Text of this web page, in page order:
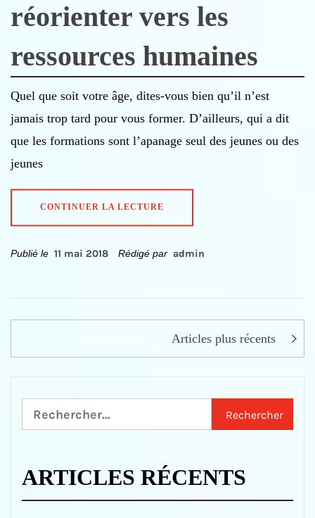
réorienter vers les
ressources humaines
Quel que soit votre âge, dites-vous bien qu’il n’est
jamais trop tard pour vous former. D’ailleurs, qui a dit
que les formations sont l’apanage seul des jeunes ou des
jeunes
CONTINUER LA LECTURE
Publié le 11 mai 2018 Rédigé par admin
des
Articles plus récents
Rechercher :
ARTICLES RÉCENTS